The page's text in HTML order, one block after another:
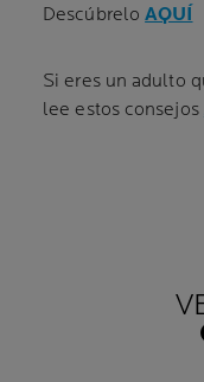
DescúbreloAQUÍ
Si eres un adulto
lee estos consejos